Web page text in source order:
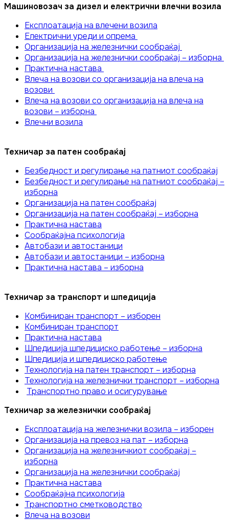
Машиновозач за дизел и електрични влечни возила
Експлоатација на влечени возила
Електрични уреди и опрема
Организација на железнички сообраќај
Организација на железнички сообраќај – изборна
Практична настава
Влеча на возови со организација на влеча на
возови
Влеча на возови со организација на влеча на
возови – изборна
Влечни возила
Техничар за патен сообраќај
Безбедност и регулирање на патниот сообраќај
Безбедност и регулирање на патниот сообраќај –
изборна
Организација на патен сообраќај
Организација на патен сообраќај – изборна
Практична настава
Сообраќајна психологија
Автобази и автостаници
Автобази и автостаници – изборна
Практична настава – изборна
Техничар за транспорт и шпедиција
Комбиниран транспорт – изборен
Комбиниран транспорт
Практична настава
Шпедиција шпедициско работење – изборна
Шпедиција и шпедициско работење
Технологија на патен транспорт – изборна
Технологија на железнички транспорт – изборна
Транспортно право и осигурување
Техничар за железнички сообраќај
Експлоатација на железнички возила – изборен
Организација на превоз на пат – изборна
Организација на железничкиот сообраќај –
изборна
Организација на железнички сообраќај
Практична настава
Сообраќајна психологија
Транспортно сметководство
Влеча на возови